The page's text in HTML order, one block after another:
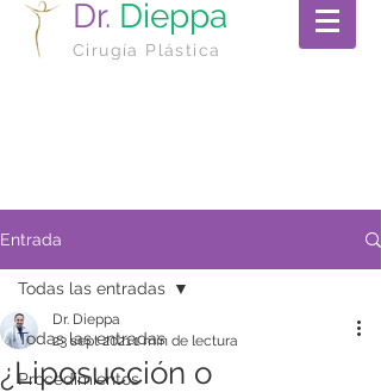
Dr. Dieppa
Cirugía Plástica
Entrada
Todas las entradas
Procedimientos
Todas las entradas
¿Liposucción o
Dr. Dieppa
23 sept 20211 min de lectura